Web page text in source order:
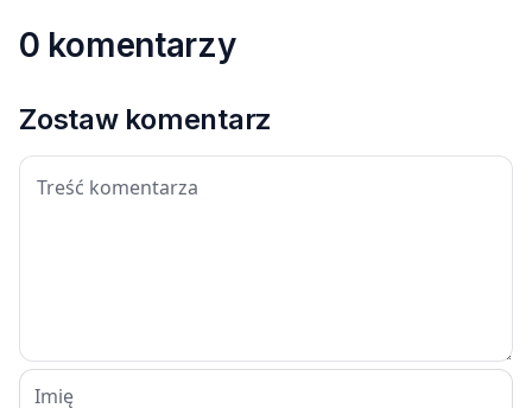
0 komentarzy
Zostaw komentarz